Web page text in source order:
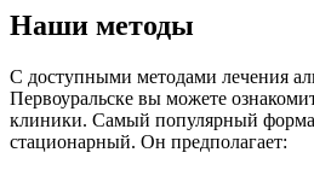
Наши методы
С доступными методами лечения
Первоуральске вы можете
клиники. Самый популярный
стационарный. Он предполагает: